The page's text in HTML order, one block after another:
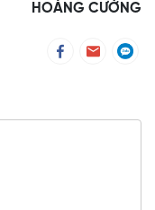
HOÀNG CƯỜNG